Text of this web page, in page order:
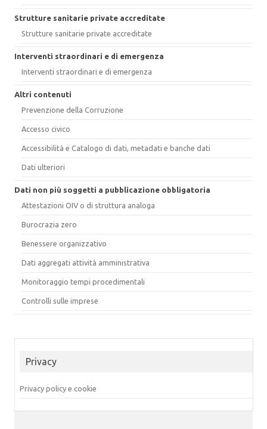
Strutture sanitarie private accreditate
Strutture sanitarie private accreditate
Interventi straordinari e di emergenza
Interventi straordinari e di emergenza
Altri contenuti
Prevenzione della Corruzione
Accesso civico
Accessibilità e Catalogo di dati, metadati e banche dati
Dati ulteriori
Dati non più soggetti a pubblicazione obbligatoria
Attestazioni OIV o di struttura analoga
Burocrazia zero
Benessere organizzativo
Dati aggregati attività amministrativa
Monitoraggio tempi procedimentali
Controlli sulle imprese
Privacy
Privacy policy e cookie